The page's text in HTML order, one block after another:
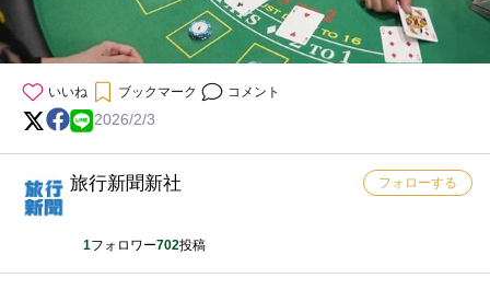
いいね ブックマーク コメント
2026/2/3
旅行新聞新社
1フォロワー702投稿
フォローする